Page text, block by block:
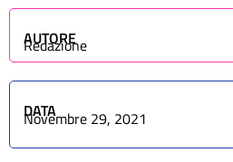
AUTORE
Redazione
DATA
Novembre 29, 2021